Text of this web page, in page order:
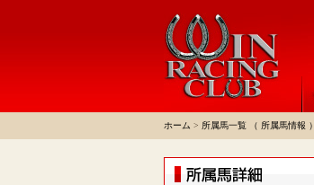
ホーム > 所属馬一覧 （ 所属馬情報 ）